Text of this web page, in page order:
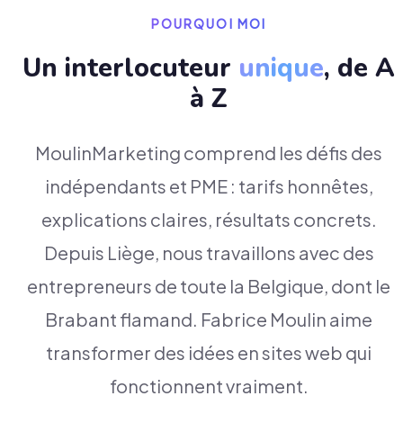
POURQUOI MOI
Un interlocuteur unique, de A
à Z
MoulinMarketing comprend les défis des
indépendants et PME : tarifs honnêtes,
explications claires, résultats concrets.
Depuis Liège, nous travaillons avec des
entrepreneurs de toute la Belgique, dont le
Brabant flamand. Fabrice Moulin aime
transformer des idées en sites web qui
fonctionnent vraiment.